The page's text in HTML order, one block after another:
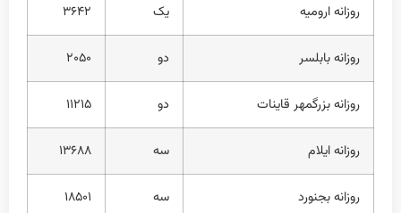
روزانه ارومیه یک ۳۶۴۲
روزانه بابلسر دو ۲۰۵۰
روزانه بزرگمهر قاینات دو ۱۱۲۱۵
روزانه ایلام سه ۱۳۶۸۸
روزانه بجنورد سه ۱۸۵۰۱